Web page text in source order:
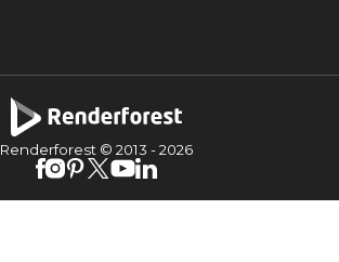
Renderforest © 2013 -2026